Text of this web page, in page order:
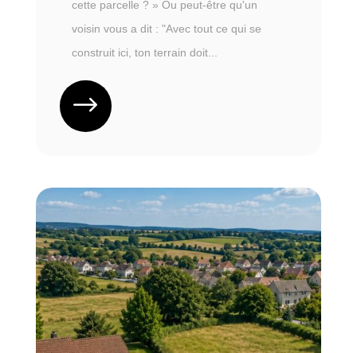
cette parcelle ? » Ou peut-être qu'un
voisin vous a dit : "Avec tout ce qui se
construit ici, ton terrain doit...